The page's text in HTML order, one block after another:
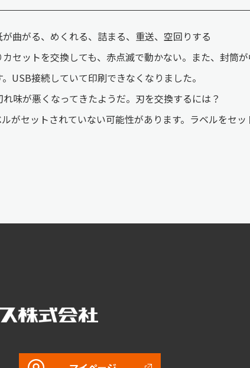
曲がる、めくれる、詰まる、重送、空回りする
セットを交換しても、赤点滅で動かない。また、封筒が
USB接続していて印刷できなくなりました。
味が悪くなってきたようだ。刃を交換するには？
がセットされていない可能性があります。ラベルをセッ